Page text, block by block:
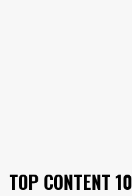
TOP CONTENT 10